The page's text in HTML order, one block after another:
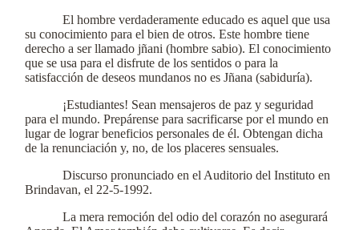
El hombre verdaderamente educado es aquel que usa
su conocimiento para el bien de otros. Este hombre tiene
derecho a ser llamado jñani (hombre sabio). El conocimiento
que se usa para el disfrute de los sentidos o para la
satisfacción de deseos mundanos no es Jñana (sabiduría).
¡Estudiantes! Sean mensajeros de paz y seguridad
para el mundo. Prepárense para sacrificarse por el mundo en
lugar de lograr beneficios personales de él. Obtengan dicha
de la renunciación y, no, de los placeres sensuales.
Discurso pronunciado en el Auditorio del Instituto en
Brindavan, el 22-5-1992.
La mera remoción del odio del corazón no asegurará